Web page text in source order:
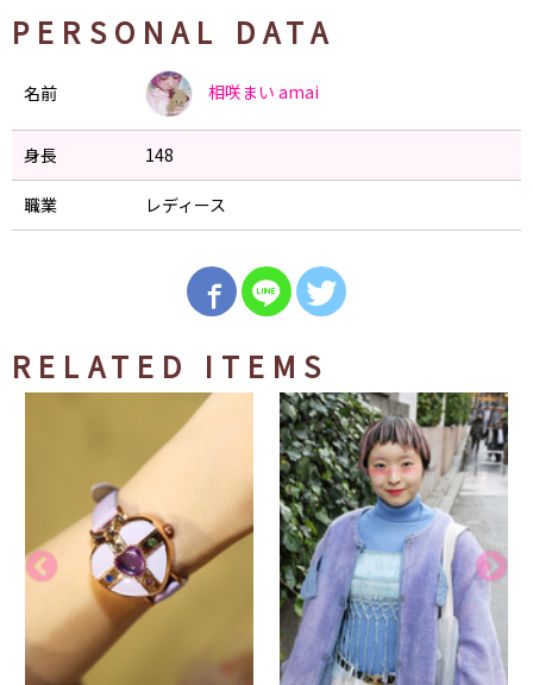
PERSONAL DATA
名前 相咲まい amai
身長 148
職業 レディース
RELATED ITEMS